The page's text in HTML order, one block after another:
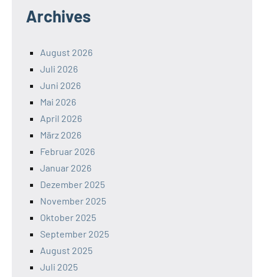
Archives
August 2026
Juli 2026
Juni 2026
Mai 2026
April 2026
März 2026
Februar 2026
Januar 2026
Dezember 2025
November 2025
Oktober 2025
September 2025
August 2025
Juli 2025